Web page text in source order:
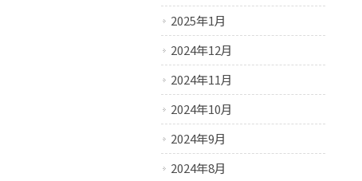
2025年1月
2024年12月
2024年11月
2024年10月
2024年9月
2024年8月